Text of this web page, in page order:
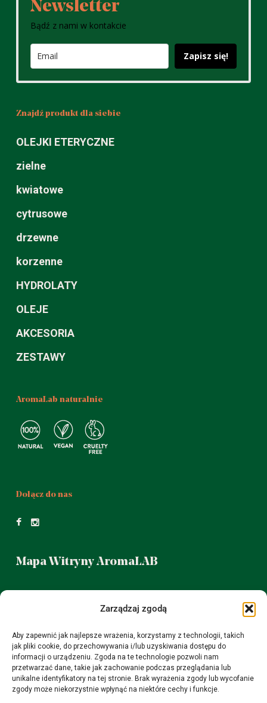
Zarządzaj zgodą
Aby zapewnić jak najlepsze wrażenia, korzystamy z technologii, takich
jak pliki cookie, do przechowywania i/lub uzyskiwania dostępu do
informacji o urządzeniu. Zgoda na te technologie pozwoli nam
przetwarzać dane, takie jak zachowanie podczas przeglądania lub
unikalne identyfikatory na tej stronie. Brak wyrażenia zgody lub wycofanie
zgody może niekorzystnie wpłynąć na niektóre cechy i funkcje.
Newsletter
Bądź z nami w kontakcie
Zapisz się!
Znajdź produkt dla siebie
OLEJKI ETERYCZNE
zielne
kwiatowe
cytrusowe
drzewne
korzenne
HYDROLATY
OLEJE
AKCESORIA
ZESTAWY
AromaLab naturalnie
Dołącz do nas
Mapa Witryny AromaLAB
Puławska 38 od poniedziałku do piątku 14 - 19
sobota 11- 15